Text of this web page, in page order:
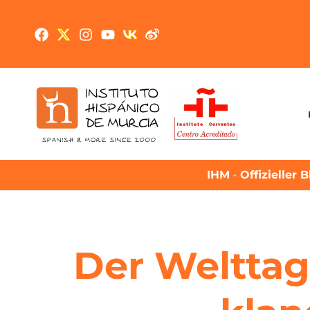
IHM - Offizieller
Der